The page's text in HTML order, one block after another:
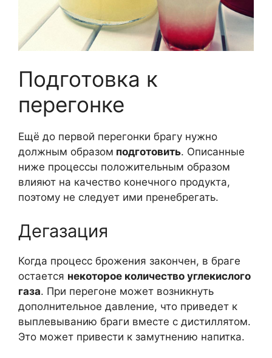
Подготовка к
перегонке
Ещё до первой перегонки брагу нужно
должным образом подготовить. Описанные
ниже процессы положительным образом
влияют на качество конечного продукта,
поэтому не следует ими пренебрегать.
Дегазация
Когда процесс брожения закончен, в браге
остается некоторое количество углекислого
газа. При перегоне может возникнуть
дополнительное давление, что приведет к
выплевыванию браги вместе с дистиллятом.
Это может привести к замутнению напитка.